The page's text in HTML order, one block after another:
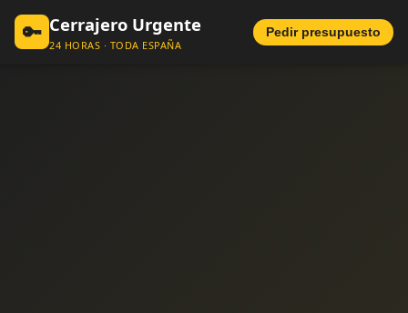
🔑 Cerrajero Urgente
24 HORAS · TODA ESPAÑA
Pedir presupuesto